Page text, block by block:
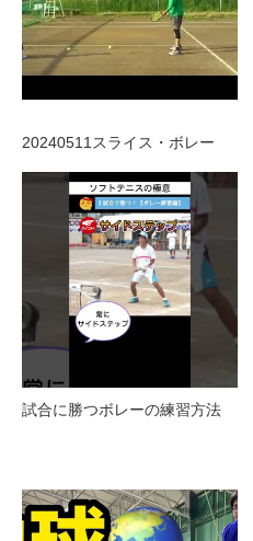
20240511スライス・ボレー
試合に勝つボレーの練習方法